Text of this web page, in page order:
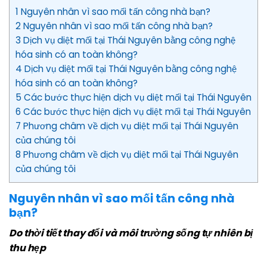
1 Nguyên nhân vì sao mối tấn công nhà bạn?
2 Nguyên nhân vì sao mối tấn công nhà bạn?
3 Dịch vụ diệt mối tại Thái Nguyên bằng công nghệ
hóa sinh có an toàn không?
4 Dịch vụ diệt mối tại Thái Nguyên bằng công nghệ
hóa sinh có an toàn không?
5 Các bước thực hiện dịch vụ diệt mối tại Thái Nguyên
6 Các bước thực hiện dịch vụ diệt mối tại Thái Nguyên
7 Phương châm về dịch vụ diệt mối tại Thái Nguyên
của chúng tôi
8 Phương châm về dịch vụ diệt mối tại Thái Nguyên
của chúng tôi
Nguyên nhân vì sao mối tấn công nhà
bạn?
Do thời tiết thay đổi và môi trường sống tự nhiên bị
thu hẹp